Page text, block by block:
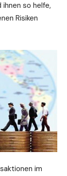
so helfe,
Risiken
im